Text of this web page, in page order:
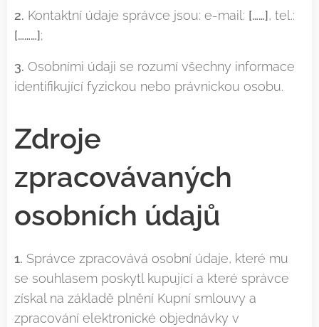
2. Kontaktní údaje správce jsou: e-mail: [……], tel.:
[………];
3. Osobními údaji se rozumí všechny informace
identifikující fyzickou nebo právnickou osobu.
Zdroje
zpracovávaných
osobních údajů
1. Správce zpracovává osobní údaje, které mu
se souhlasem poskytl kupující a které správce
získal na základě plnění Kupní smlouvy a
zpracování elektronické objednávky v